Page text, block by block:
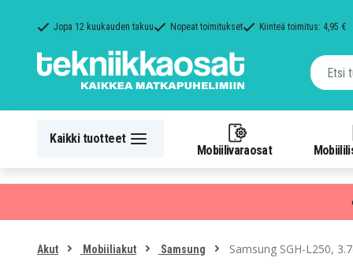
Jopa 12 kuukauden takuu Nopeat toimitukset Kiinteä toimitus: 4,95 €
Kaikki tuotteet
Mobiilivaraosat
Akut Mobiiliakut Samsung Samsung SGH-L250,